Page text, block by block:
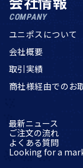
COMPANY
ユニポスについて
会社概要
取引実績
商社様経由でのお
最新ニュース
ご注文の流れ
よくある質問
Looking for a